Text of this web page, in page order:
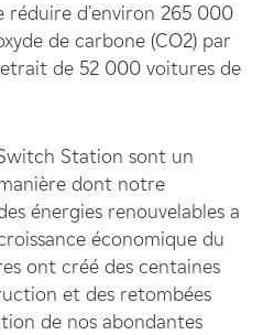
réduire d'environ 265 000
de carbone (CO2) par
de 52 000 voitures de
Station sont un
dont notre
énergies renouvelables a
économique du
ont créé des centaines
et des retombées
de nos abondantes